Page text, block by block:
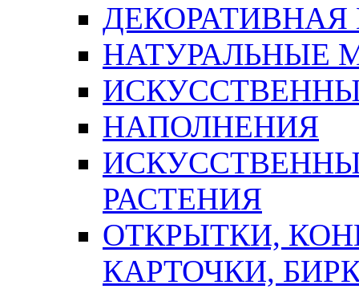
ДЕКОРАТИВНАЯ
НАТУРАЛЬНЫЕ
НАПОЛНЕНИЯ
РАСТЕНИЯ
ОТКРЫТКИ,
КАРТОЧКИ,